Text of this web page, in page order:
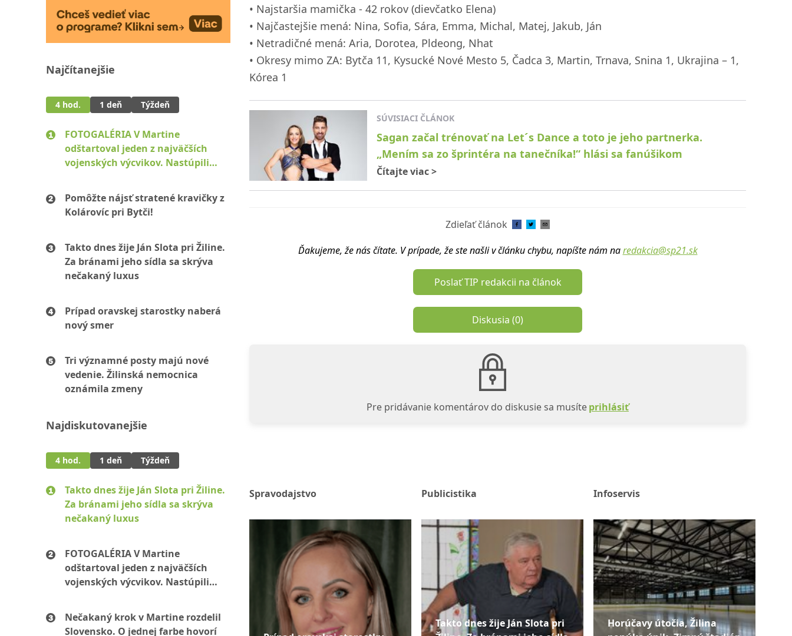
Najčítanejšie
4 hod. 1 deň Týždeň
FOTOGALÉRIA V Martine
odštartoval jeden z najväčších
vojenských výcvikov. Nastúpili
Pomôžte nájsť stratené kravičky z
Kolárovíc pri Bytči!
Takto dnes žije Ján Slota pri Žiline.
Za bránami jeho sídla sa skrýva
nečakaný luxus
Prípad oravskej starostky naberá
nový smer
Tri významné posty majú nové
vedenie. Žilinská nemocnica
oznámila zmeny
Najdiskutovanejšie
4 hod. 1 deň Týždeň
Takto dnes žije Ján Slota pri Žiline.
Za bránami jeho sídla sa skrýva
nečakaný luxus
FOTOGALÉRIA V Martine
odštartoval jeden z najväčších
vojenských výcvikov. Nastúpili
Nečakaný krok v Martine rozdelil
Slovensko. O jednej farbe hovorí
Najstaršia mamička - 42 rokov (dievčatko Elena)
Najčastejšie mená: Nina, Sofia, Sára, Emma, Michal, Matej, Jakub, Ján
Netradičné mená: Aria, Dorotea, Pldeong, Nhat
Okresy mimo ZA: Bytča 11, Kysucké Nové Mesto 5, Čadca 3, Martin, Trnava, Snina 1, Ukrajina – 1,
Kórea 1
SÚVISIACI ČLÁNOK
Sagan začal trénovať na Let´s Dance a toto je jeho partnerka.
„Mením sa zo šprintéra na tanečníka!“ hlási sa fanúšikom
Čítajte viac>
Zdieľať článok
Ďakujeme, že nás čítate. V prípade, že ste našli v článku chybu, napíšte nám na redakcia@sp21.sk
Poslať TIP redakcii na článok
Diskusia (0)
Pre pridávanie komentárov do diskusie sa musíteprihlásiť
Spravodajstvo Publicistika
Takto dnes žije Ján Slota pri
Infoservis
Horúčavy útočia, Žilina